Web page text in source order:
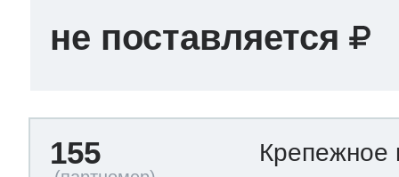
не поставляется
155 Крепежное